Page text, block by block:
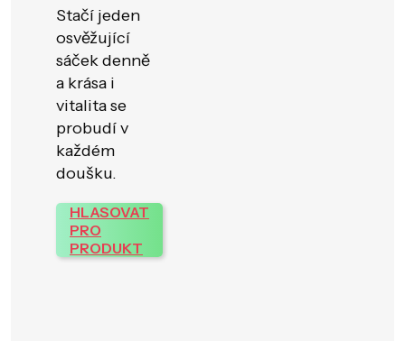
Stačí jeden
osvěžující
sáček denně
a krása i
vitalita se
probudí v
každém
doušku.
HLASOVAT
PRO
PRODUKT